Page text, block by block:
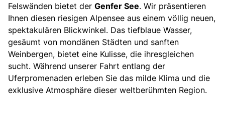
Felswänden bietet der Genfer See. Wir präsentieren
Ihnen diesen riesigen Alpensee aus einem völlig neuen,
spektakulären Blickwinkel. Das tiefblaue Wasser,
gesäumt von mondänen Städten und sanften
Weinbergen, bietet eine Kulisse, die ihresgleichen
sucht. Während unserer Fahrt entlang der
Uferpromenaden erleben Sie das milde Klima und die
exklusive Atmosphäre dieser weltberühmten Region.